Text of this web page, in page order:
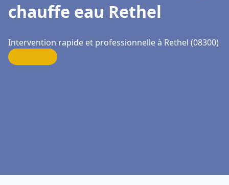
chauffe eau Rethel
Intervention rapide et professionnelle à Rethel (08300)